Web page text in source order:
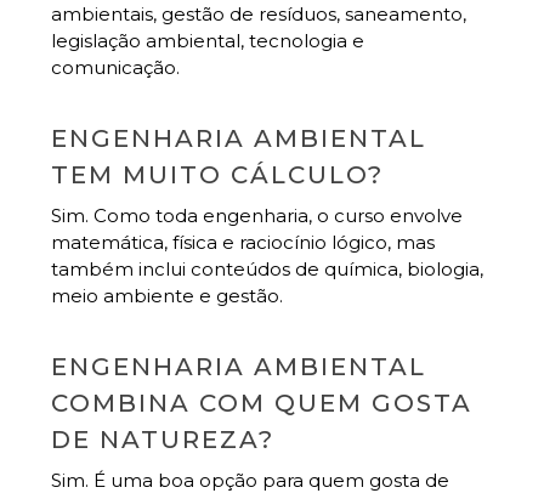
ambientais, gestão de resíduos, saneamento,
legislação ambiental, tecnologia e
comunicação.
ENGENHARIA AMBIENTAL
TEM MUITO CÁLCULO?
Sim. Como toda engenharia, o curso envolve
matemática, física e raciocínio lógico, mas
também inclui conteúdos de química, biologia,
meio ambiente e gestão.
ENGENHARIA AMBIENTAL
COMBINA COM QUEM GOSTA
DE NATUREZA?
Sim. É uma boa opção para quem gosta de